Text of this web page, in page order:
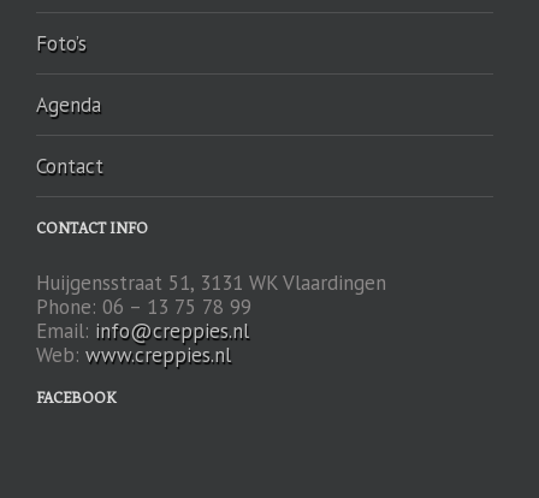
Foto’s
Agenda
Contact
CONTACT INFO
Huijgensstraat 51, 3131 WK Vlaardingen
Phone: 06 – 13 75 78 99
Email: info@creppies.nl
Web: www.creppies.nl
FACEBOOK